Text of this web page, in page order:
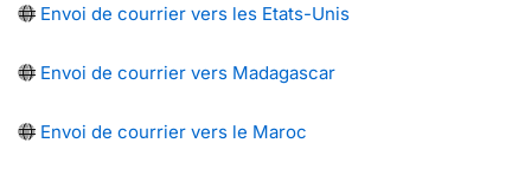
Envoi de courrier vers les Etats-Unis
Envoi de courrier vers Madagascar
Envoi de courrier vers le Maroc